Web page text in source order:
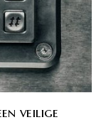
veilige